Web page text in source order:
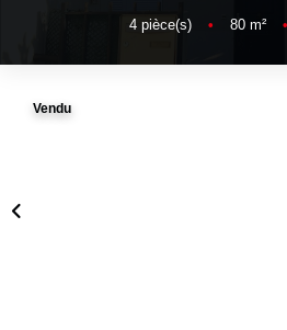
NOTRE
4pièce(s) • 80m² •
Vendu